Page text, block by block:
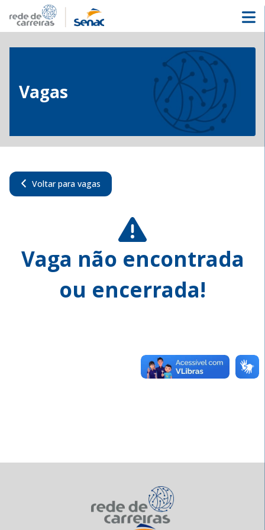
Vagas
Voltar para vagas
Vaga não encontrada
ou encerrada!